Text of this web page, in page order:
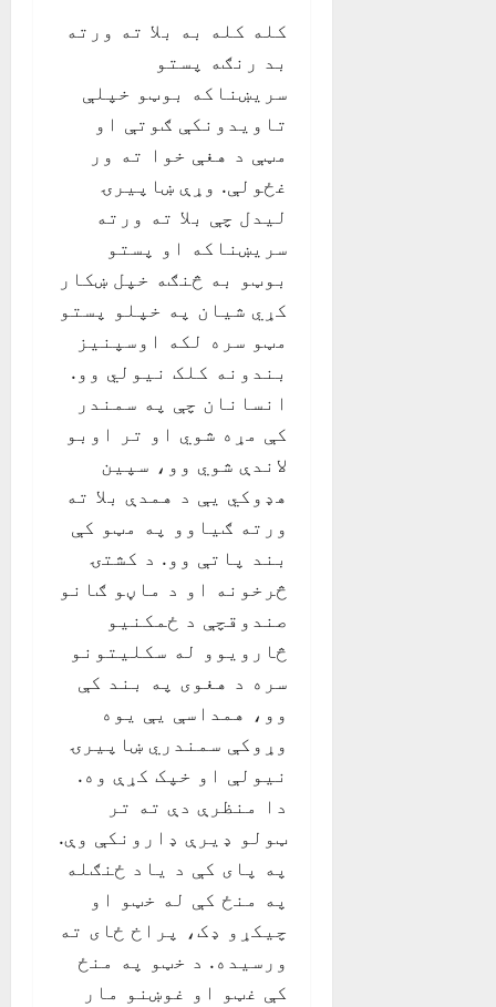
کله کله به بلا ته ورته
بد رنګه پستو
سریښناکه بوټو خپلې
تاویدونکې ګوتې او
مټې د هغې خوا ته ور
غځولې. وړې ښاپیرۍ
لیدل چې بلا ته ورته
سریښناکه او پستو
بوټو به څنګه خپل ښکار
کړي شیان په خپلو پستو
مټو سره لکه اوسپنیز
بندونه کلک نیولي وو.
انسانان چې په سمندر
کې مړه شوي او تر اوبو
لاندې شوي وو، سپین
هډوکي یې د همدې بلا ته
ورته ګیاوو په مټو کې
بند پاتې وو. د کشتۍ
څرخونه او د ماڼو ګانو
صندوقچې د ځمکنیو
څارویوو له سکلیتونو
سره د هغوی په بند کې
وو، همداسې یې یوه
وړوکې سمندري ښاپیرۍ
نیولې او خپک کړې وه.
دا منظرې دې ته تر
ټولو ډیرې ډارونکې وې.
په پای کې د یاد ځنګله
په منځ کې له خټو او
چیکړو ډک، پراخ ځای ته
ورسیده. د خټو په منځ
کې غټو او غوښنو مار